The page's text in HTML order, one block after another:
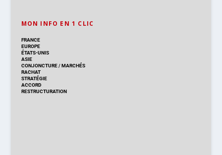
MON INFO EN 1 CLIC
FRANCE
EUROPE
ÉTATS-UNIS
ASIE
CONJONCTURE/MARCHÉS
RACHAT
STRATÉGIE
ACCORD
RESTRUCTURATION